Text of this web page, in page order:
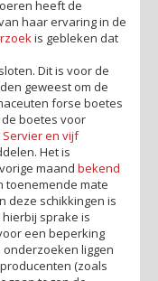
heeft de
haar ervaring in de
is gebleken dat
Dit is voor de
geweest om de
forse boetes
boetes voor
Servier en vijf
Het is
maand bekend
toenemende mate
deze schikkingen is
sprake is
een beperking
liggen
(zoals